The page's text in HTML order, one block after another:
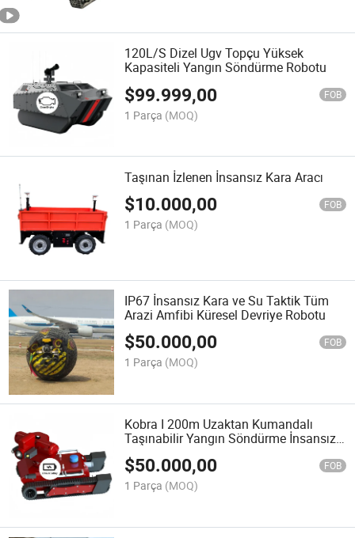
120L/S Dizel Ugv Topçu Yüksek
Kapasiteli Yangın Söndürme Robotu
$99.999,00 FOB
1 Parça (MOQ)
Taşınan İzlenen İnsansız Kara Aracı
$10.000,00 FOB
1 Parça (MOQ)
IP67 İnsansız Kara ve Su Taktik Tüm
Arazi Amfibi Küresel Devriye Robotu
$50.000,00 FOB
1 Parça (MOQ)
Kobra I 200m Uzaktan Kumandalı
Taşınabilir Yangın Söndürme İnsansız
Taktik Robotu
$50.000,00 FOB
1 Parça (MOQ)